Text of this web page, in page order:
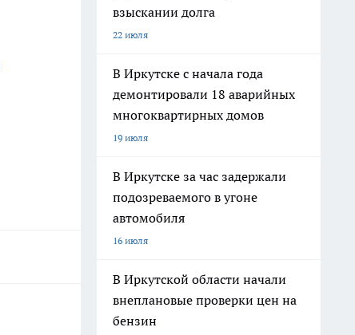
взыскании долга
22 июля
В Иркутске с начала года
демонтировали 18 аварийных
многоквартирных домов
19 июля
В Иркутске за час задержали
подозреваемого в угоне
автомобиля
16 июля
В Иркутской области начали
внеплановые проверки цен на
бензин